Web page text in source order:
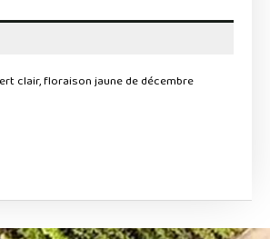
clair, floraison jaune de décembre